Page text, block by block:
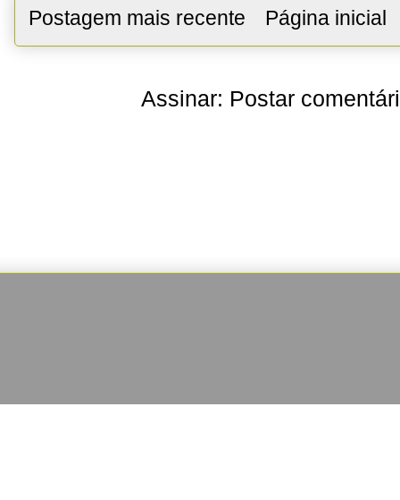
Postagem mais recente Página inicial
Assinar: Postar